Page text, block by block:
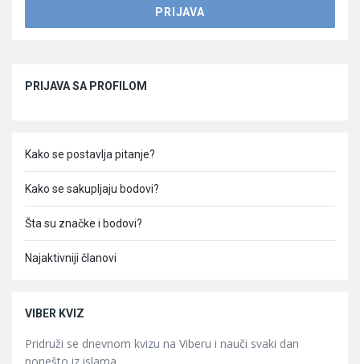
PRIJAVA SA PROFILOM
Kako se postavlja pitanje?
Kako se sakupljaju bodovi?
Šta su značke i bodovi?
Najaktivniji članovi
VIBER KVIZ
Pridruži se dnevnom kvizu na Viberu i nauči svaki dan